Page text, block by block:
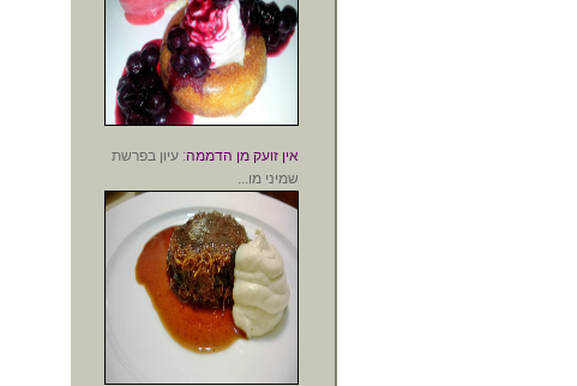
אין זועק מן הדממה: עיון בפרשת
שמיני מו...